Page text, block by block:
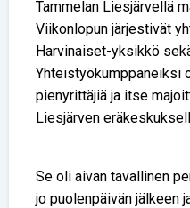
Tammelan Liesjärvellä
Viikonlopun järjestivät
Harvinaiset-yksikkö
Yhteistyökumppaneiksi
pienyrittäjiä ja itse
Liesjärven
Se oli aivan tavallinen
jo puolenpäivän jälkeen